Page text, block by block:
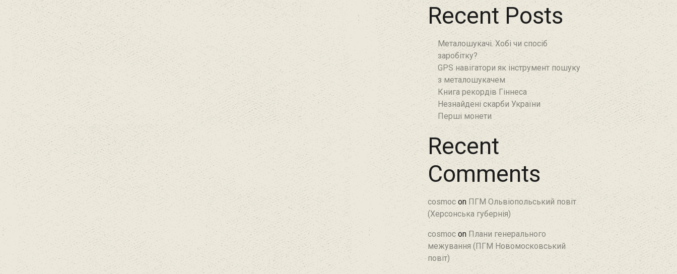
Recent Posts
Металошукачі. Хобі чи спосіб
заробітку?
GPS навігатори як інструмент пошуку
з металошукачем
Книга рекордів Гіннеса
Незнайдені скарби України
Перші монети
Recent
Comments
cosmocon ПГМ Ольвіопольський повіт
(Херсонська губернія)
cosmocon Плани генерального
межування (ПГМ Новомосковський
повіт)